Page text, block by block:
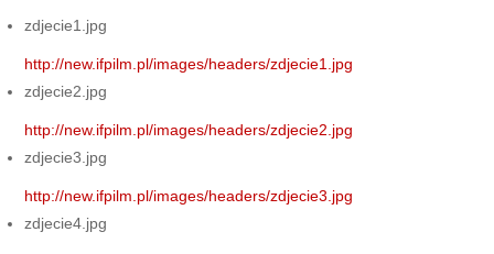
zdjecie1.jpg
http://new.ifpilm.pl/images/headers/zdjecie1.jpg
zdjecie2.jpg
http://new.ifpilm.pl/images/headers/zdjecie2.jpg
zdjecie3.jpg
http://new.ifpilm.pl/images/headers/zdjecie3.jpg
zdjecie4.jpg